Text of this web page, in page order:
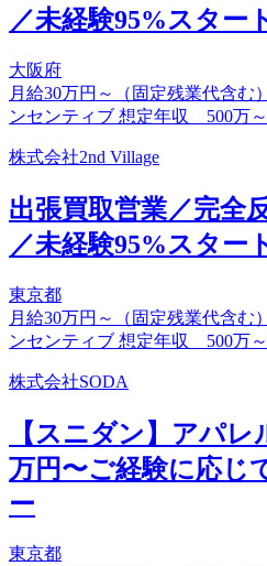
／未経験95%スター
大阪府
月給30万円～（固定残業代含む
ンセンティブ 想定年収 500万～
株式会社2nd Village
出張買取営業／完全
／未経験95%スター
東京都
月給30万円～（固定残業代含む
ンセンティブ 想定年収 500万～
株式会社SODA
【スニダン】アパレ
万円〜ご経験に応じ
ー
東京都